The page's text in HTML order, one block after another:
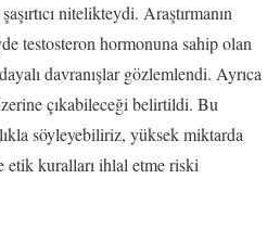
nitelikteydi. Araştırmanın
testosteron hormonuna sahip olan
davranışlar gözlemlendi. Ayrıca
çıkabileceği belirtildi. Bu
söyleyebiliriz, yüksek miktarda
etik kuralları ihlal etme riski